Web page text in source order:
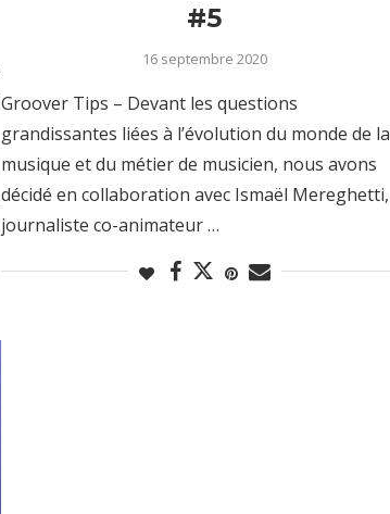
#5
16 septembre 2020
Groover Tips – Devant les questions
grandissantes liées à l’évolution du monde de la
musique et du métier de musicien, nous avons
décidé en collaboration avec Ismaël Mereghetti,
journaliste co-animateur …